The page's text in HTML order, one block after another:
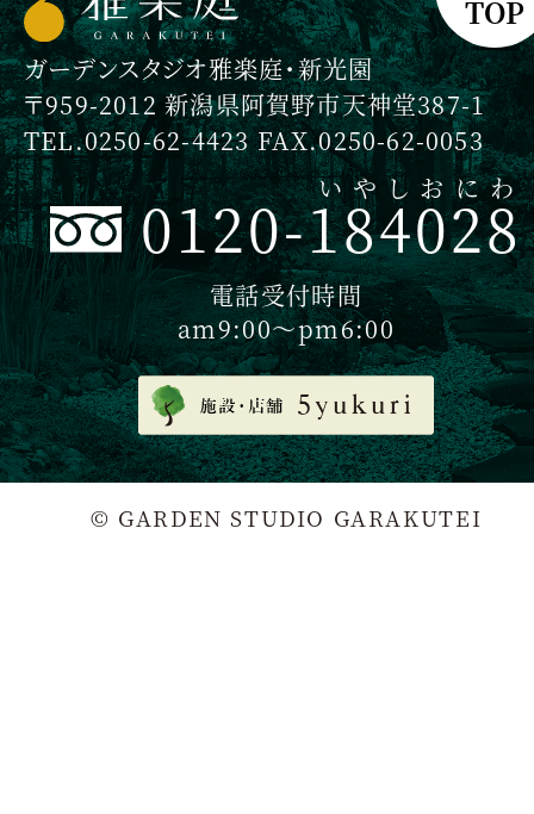
ガーデンスタジオ雅楽庭・新光園
〒959-2012 新潟県阿賀野市天神堂387-1
TEL.0250-62-4423 FAX.0250-62-0053
0120-184028
いやしおにわ
電話受付時間
am9:00〜pm6:00
TOP
© GARDEN STUDIO GARAKUTEI